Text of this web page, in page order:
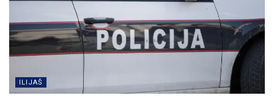
ILIJAŠ